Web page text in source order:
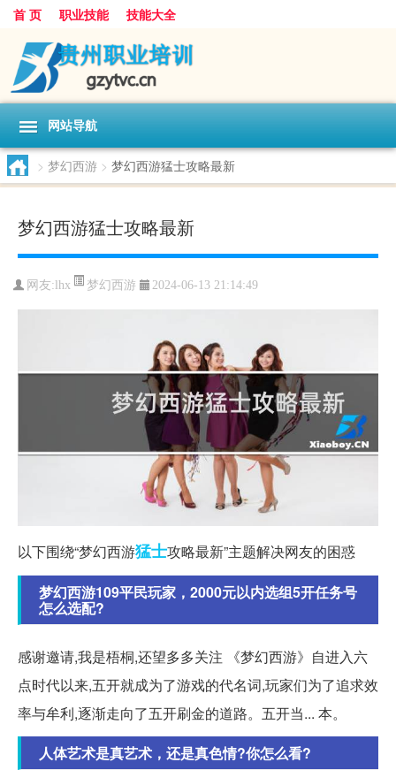
首 页 职业技能 技能大全
网站导航
> 梦幻西游 > 梦幻西游猛士攻略最新
梦幻西游猛士攻略最新
网友: lhx 梦幻西游 2024-06-13 21:14:49
以下围绕“梦幻西游猛士攻略最新”主题解决网友的困惑
梦幻西游109平民玩家，2000元以内选组5开任务号
怎么选配?
感谢邀请,我是梧桐,还望多多关注 《梦幻西游》自进入六
点时代以来,五开就成为了游戏的代名词,玩家们为了追求效
率与牟利,逐渐走向了五开刷金的道路。五开当... 本。
人体艺术是真艺术，还是真色情?你怎么看?